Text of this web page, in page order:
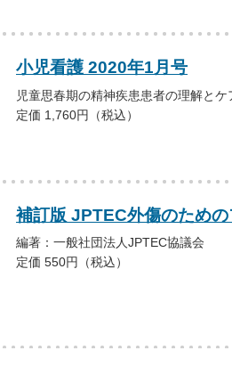
小児看護 2020年1月号
児童思春期の精神疾患患者の理解とケ
定価 1,760円（税込）
補訂版 JPTEC外傷のため
編著：一般社団法人JPTEC協議会
定価 550円（税込）